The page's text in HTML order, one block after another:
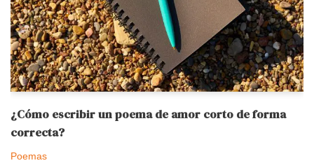
¿Cómo escribir un poema de amor corto de forma
correcta?
Poemas